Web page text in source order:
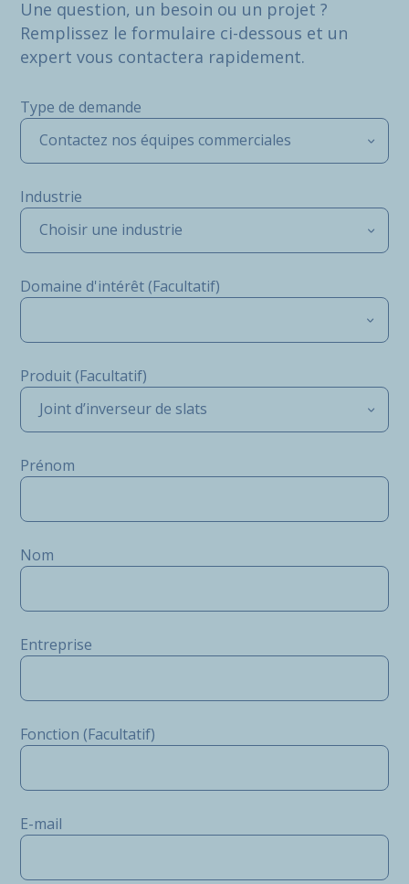
Une question, un besoin ou un projet ?
Remplissez le formulaire ci-dessous et un
expert vous contactera rapidement.
Type de demande
Contactez nos équipes commerciales
Industrie
Choisir une industrie
Domaine d'intérêt (Facultatif)
Produit (Facultatif)
Joint d’inverseur de slats
Prénom
Nom
Entreprise
Fonction (Facultatif)
E-mail